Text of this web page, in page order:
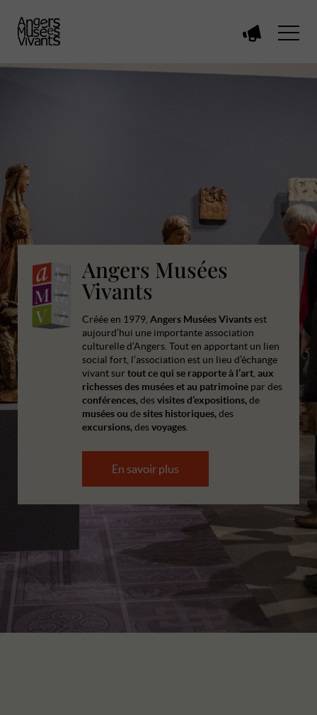
manifestations
Angers Musées
Vivants
Créée en 1979, Angers Musées Vivantsest
aujourd’hui une importante association
culturelle d’Angers. Tout en apportant un lien
social fort, l’association est un lieu d’échange
vivant sur tout ce qui se rapporte à l’art, aux
richesses des muséesetau patrimoine par des
conférences,desvisites d’expositions,de
musées ou desites historiques,des
excursions,desvoyages.
En savoir plus